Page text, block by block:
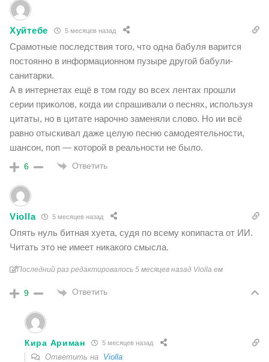
Хуйтебе 5 месяцев назад
Срамотные последствия того, что одна бабуля варится
постоянно в информационном пузыре другой бабули-
санитарки.
А в интернетах ещё в том году во всех лентах прошли
серии приколов, когда ии спрашивали о песнях, используя
цитаты, но в цитате нарочно заменяли слово. Но ии всё
равно отыскивал даже целую песню самодеятельности,
шансон, поп — которой в реальности не было.
6 Ответить
Violla 5 месяцев назад
Опять нуль битная хуета, судя по всему копипаста от ИИ.
Читать это не имеет никакого смысла.
Последний раз редактировалось 5 месяцев назад Violla ем
9 Ответить
Кира Ариман 5 месяцев назад
Ответить на Violla